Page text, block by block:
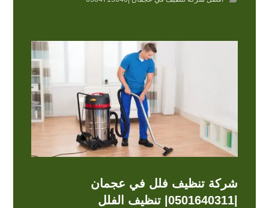
شركة تنظيف فلل في عجمان
|0501640311| تنظيف الفلل